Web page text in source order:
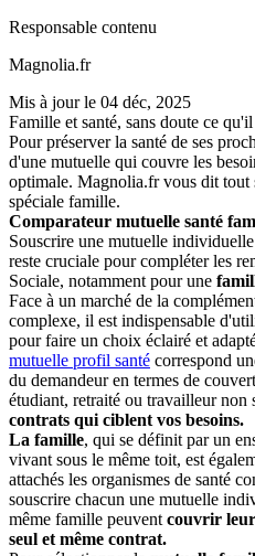
Responsable contenu
Magnolia.fr
Mis à jour le 04 déc, 2025
Famille et santé, sans doute ce
Pour préserver la santé de ses
d'une mutuelle qui couvre les
optimale. Magnolia.fr vous dit tout
spéciale famille.
Comparateur mutuelle santé
Souscrire une mutuelle
reste cruciale pour compléter les
Sociale, notamment pour une
Face à un marché de la
complexe, il est indispensable
pour faire un choix éclairé et
mutuelle profil santé correspond
du demandeur en termes de
étudiant, retraité ou travailleur non
contrats qui ciblent vos besoins.
La famille, qui se définit par un
vivant sous le même toit, est
attachés les organismes de santé
souscrire chacun une mutuelle
même famille peuvent couvrir
seul et même contrat.